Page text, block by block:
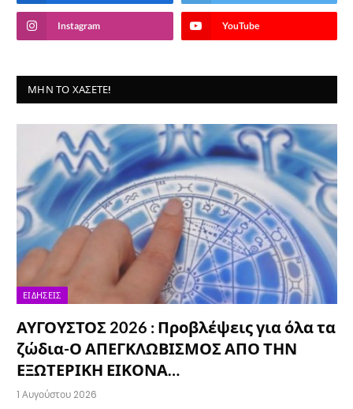
Instagram YouTube
ΜΗΝ ΤΟ ΧΆΣΕΤΕ!
ΕΙΔΉΣΕΙΣ
ΑΥΓΟΥΣΤΟΣ 2026 : Προβλέψεις για όλα τα
ζώδια-Ο ΑΠΕΓΚΛΩΒΙΣΜΟΣ ΑΠΟ ΤΗΝ
ΕΞΩΤΕΡΙΚΗ ΕΙΚΟΝΑ…
1 Αυγούστου 2026